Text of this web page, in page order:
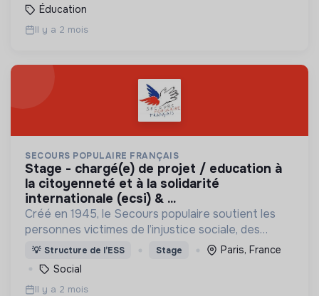
Éducation
Il y a 2 mois
SECOURS POPULAIRE FRANÇAIS
stage - chargé(e) de projet / education à
la citoyenneté et à la solidarité
internationale (ecsi) & ...
Créé en 1945, le Secours populaire soutient les
personnes victimes de l’injustice sociale, des
calamités naturelles, de la misère, de la faim, du
sous-développement, des conflits armés.
💡 Structure de l’ESS Stage
Paris, France
Social
Il y a 2 mois